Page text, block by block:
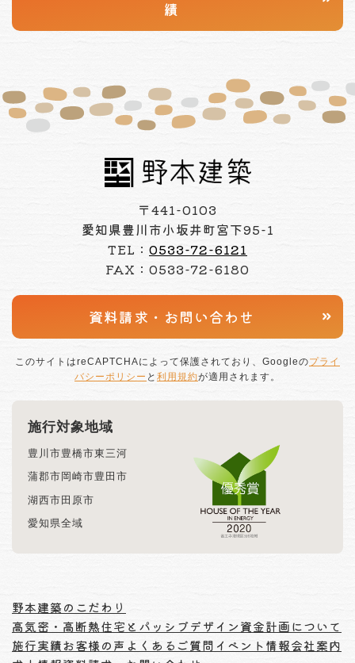
績
〒441-0103
愛知県豊川市小坂井町宮下95-1
TEL： 0533-72-6121
FAX：0533-72-6180
資料請求・ お問い合わせ
このサイトはreCAPTCHAによって保護されており、Googleのプライ
バシーポリシー と 利用規約が適用されます。
施行対象地域
豊川市豊橋市東三河
蒲郡市 岡崎市豊田市
湖西市田原市
愛知県全域
野本建築のこだわり
高気密・高断熱住宅とパッシブデザイン資金計画について
施行実績お客様の声よくあるご質問 イベント情報会社案内